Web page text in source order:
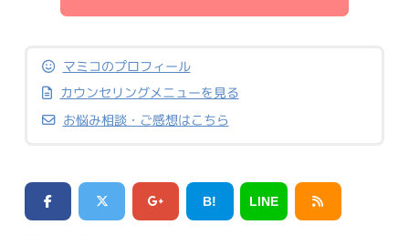
マミコのプロフィール
カウンセリングメニューを見る
お悩み相談・ご感想はこちら
B! LINE